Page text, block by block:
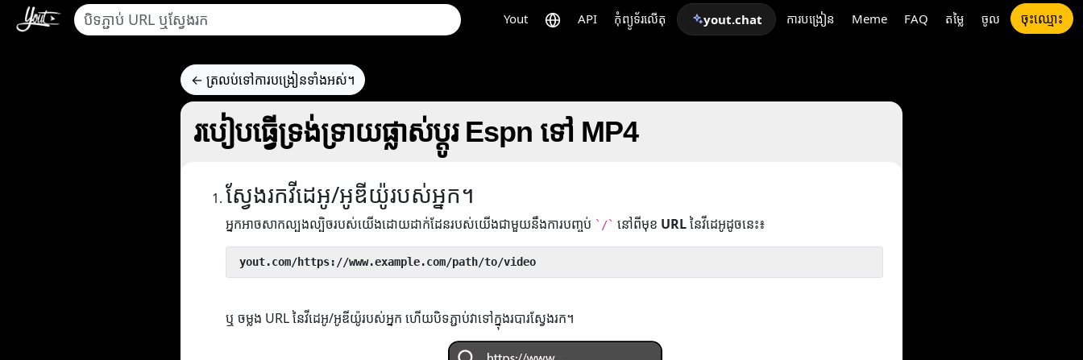
Yout API កុំព្យូទ័រលើតុ yout.chat ការបង្រៀន Meme FAQ តម្លៃ ចូល ចុះឈ្មោះ
← ត្រលប់ទៅការបង្រៀនទាំងអស់។
របៀបធ្វើទ្រង់ទ្រាយផ្លាស់ប្តូរ Espn ទៅ MP4
ស្វែងរកវីដេអូ/អូឌីយ៉ូរបស់អ្នក។
អ្នកអាចសាកល្បងល្បិចរបស់យើងដោយដាក់ដែនរបស់យើងជាមួយនឹងការបញ្ចប់ `/` នៅពីមុខ URLនៃវីដេអូដូចនេះ៖
yout.com/https://www.example.com/path/to/video
ឬ ចម្លង URL នៃវីដេអូ/អូឌីយ៉ូរបស់អ្នក ហើយបិទភ្ជាប់វាទៅក្នុងរបារស្វែងរក។